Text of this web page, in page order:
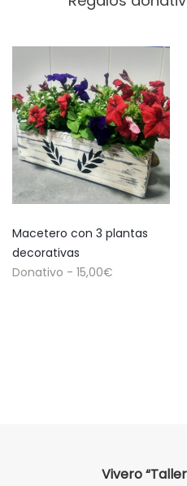
Macetero con 3 plantas
decorativas
Donativo - 15,00€
Vivero